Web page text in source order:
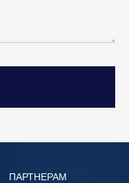
ПАРТНЕРАМ